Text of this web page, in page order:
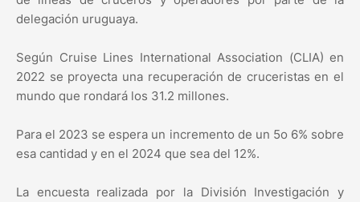
delegación uruguaya.
Según Cruise Lines International Association (CLIA) en
2022 se proyecta una recuperación de cruceristas en el
mundo que rondará los 31.2 millones.
Para el 2023 se espera un incremento de un 5o 6% sobre
esa cantidad y en el 2024 que sea del 12%.
La encuesta realizada por la División Investigación y